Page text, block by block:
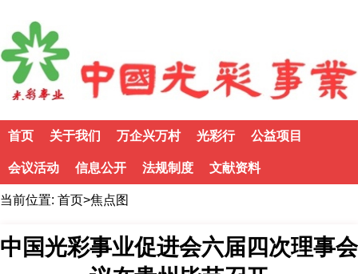
首页 关于我们 万企兴万村 光彩行 公益项目
会议活动 信息公开 法规制度 文献资料
当前位置: 首页>焦点图
中国光彩事业促进会六届四次理事会